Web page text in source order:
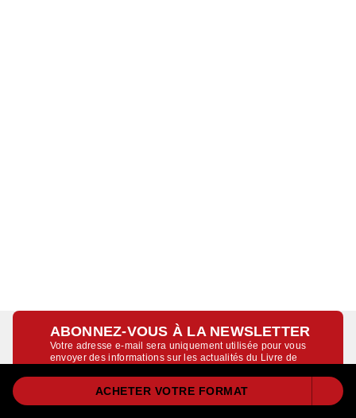
ACHETER VOTRE FORMAT
ABONNEZ-VOUS À LA NEWSLETTER
Votre adresse e-mail sera uniquement utilisée pour vous
envoyer des informations sur les actualités du Livre de